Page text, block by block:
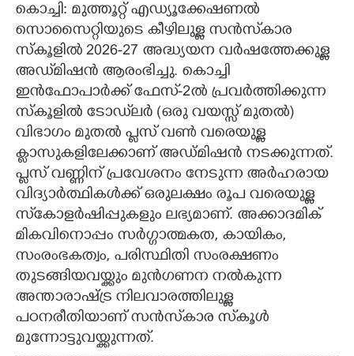
CARTOONS
LITERATURE
ZOOM
CONTACT US
കൊച്ചി: മുത്തൂറ്റ് എഡ്യൂക്കേഷണൽ
സൊസൈറ്റിയുടെ കീഴിലുള്ള സൻസ്‌കാര
സ്കൂളിൽ 2026-27 അദ്ധ്യയന വർഷത്തേക്കുള്ള
അഡ്‌മിഷൻ ആരംഭിച്ചു. കൊച്ചി
ഇൻഫോപാർക്ക് ഫേസ്-2ൽ പ്രവർത്തിക്കുന്ന
സ്കൂളിൽ ടോഡ്‌ലർ (ഒരു വയസ്സ് മുതൽ)
വിഭാഗം മുതൽ പ്ലസ് വൺ വരെയുള്ള
ക്ലാസുകളിലേക്കാണ് അഡ്മിഷൻ നടക്കുന്നത്.
പ്ലസ് വണ്ണിന് പ്രവേശനം നേടുന്ന അർഹരായ
വിദ്യാർത്ഥികൾക്ക് ഒരുലക്ഷം രൂപ വരെയുള്ള
സ്‌കോളർഷിപ്പുകളും ലഭ്യമാണ്. അക്കാദമിക്
മികവിനൊപ്പം സർഗ്ഗാത്മകത, കായികം,
സംരംഭകത്വം, പരിസ്ഥിതി സംരക്ഷണം
തുടങ്ങിയവയ്ക്കും മുൻഗണന നൽകുന്ന
അന്താരാഷ്ട്ര നിലവാരത്തിലുള്ള
പഠനരീതിയാണ് സൻസ്‌കാര സ്‌കൂൾ
മുന്നോട്ടുവയ്ക്കുന്നത്.